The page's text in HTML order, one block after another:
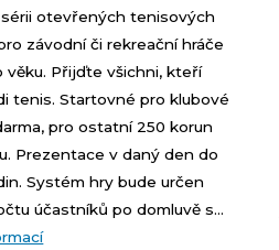
sérii otevřených tenisových
závodní či rekreační hráče
věku. Přijďte všichni, kteří
tenis. Startovné pro klubové
pro ostatní 250 korun
Prezentace v daný den do
Systém hry bude určen
účastníků po domluvě s...